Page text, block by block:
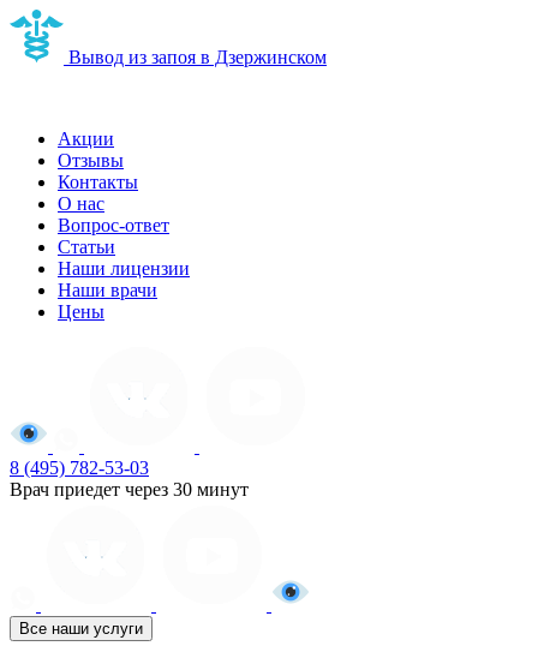
Вывод из запоя в Дзержинском
Акции
Отзывы
Контакты
О нас
Вопрос-ответ
Статьи
Наши лицензии
Наши врачи
Цены
8 (495) 782-53-03
Врач приедет через 30 минут
Все наши услуги